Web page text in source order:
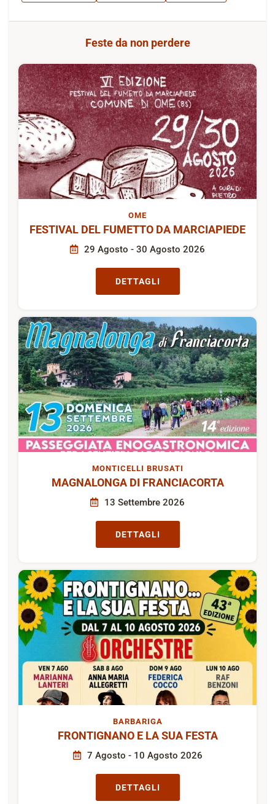
Feste da non perdere
OME
FESTIVAL DEL FUMETTO DA MARCIAPIEDE
29 Agosto - 30 Agosto 2026
DETTAGLI
MONTICELLI BRUSATI
MAGNALONGA DI FRANCIACORTA
13 Settembre 2026
DETTAGLI
BARBARIGA
FRONTIGNANO E LA SUA FESTA
7 Agosto - 10 Agosto 2026
DETTAGLI